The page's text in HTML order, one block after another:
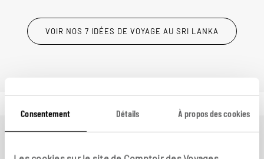
Consentement Détails À propos des cookies
VOIR NOS 7 IDÉES DE VOYAGE AU SRI LANKA